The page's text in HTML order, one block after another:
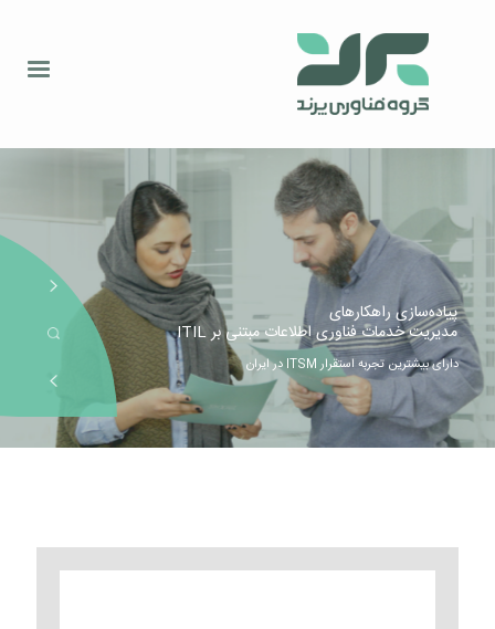
پیاده‌سازی راهکارهای
مدیریت خدمات فناوری اطلاعات مبتنی بر ITIL
دارای بیشترین تجربه استقرار ITSM در ایران